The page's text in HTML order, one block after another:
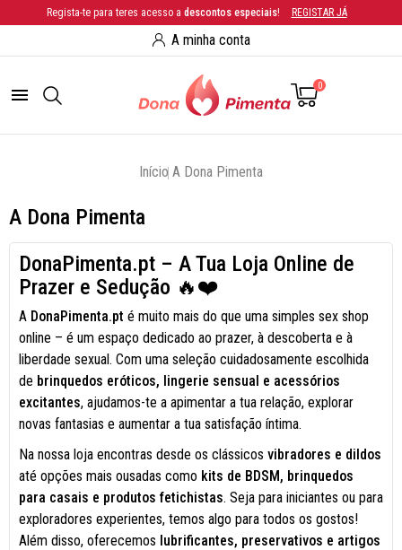
Regista-te para teres acesso a descontos especiais! REGISTAR JÁ
A minha conta
 0
Início A Dona Pimenta
A Dona Pimenta
DonaPimenta.pt – A Tua Loja Online de
Prazer e Sedução 🔥❤️
A DonaPimenta.pt é muito mais do que uma simples sex shop
online – é um espaço dedicado ao prazer, à descoberta e à
liberdade sexual. Com uma seleção cuidadosamente escolhida
de brinquedos eróticos, lingerie sensual e acessórios
excitantes, ajudamos-te a apimentar a tua relação, explorar
novas fantasias e aumentar a tua satisfação íntima.
Na nossa loja encontras desde os clássicos vibradores e dildos
até opções mais ousadas como kits de BDSM, brinquedos
para casais e produtos fetichistas. Seja para iniciantes ou para
exploradores experientes, temos algo para todos os gostos!
Além disso, oferecemos lubrificantes, preservativos e artigos